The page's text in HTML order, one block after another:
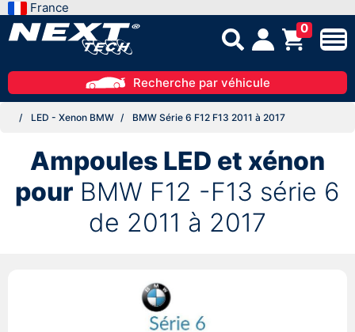
France
0
Recherche par véhicule
LED - Xenon BMW BMW Série 6 F12 F13 2011 à 2017
Ampoules LED et xénon
pour BMW F12 -F13 série 6
de 2011 à 2017